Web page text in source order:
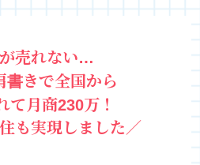
売れない…
きで全国から
て月商230万！
も実現しました／